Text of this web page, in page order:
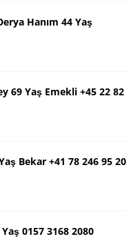
Hanım 44 Yaş
69 Yaş Emekli +45 22 82
Bekar +41 78 246 95 20
0157 3168 2080